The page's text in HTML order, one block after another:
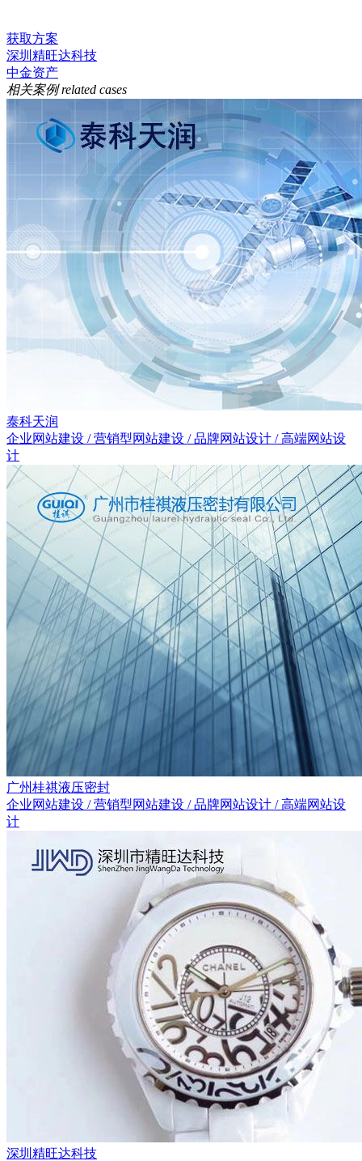
获取方案
深圳精旺达科技
中金资产
相关案例related cases
泰科天润
企业网站建设 / 营销型网站建设 / 品牌网站设计 / 高端网站设
计
广州桂祺液压密封
企业网站建设 / 营销型网站建设 / 品牌网站设计 / 高端网站设
计
深圳精旺达科技